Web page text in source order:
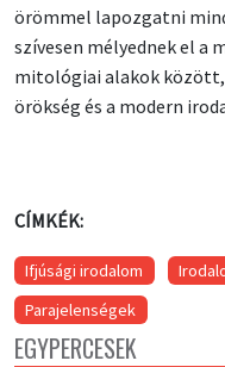
örömmel lapozgatni
szívesen mélyednek el a
mitológiai alakok között,
örökség és a modern
CÍMKÉK:
Ifjúsági irodalom
Parajelenségek
EGYPERCESEK